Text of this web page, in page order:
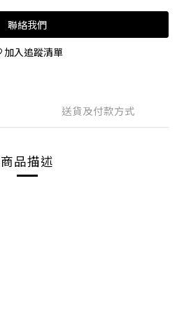
聯絡我們
加入追蹤清單
送貨及付款方式
商品描述